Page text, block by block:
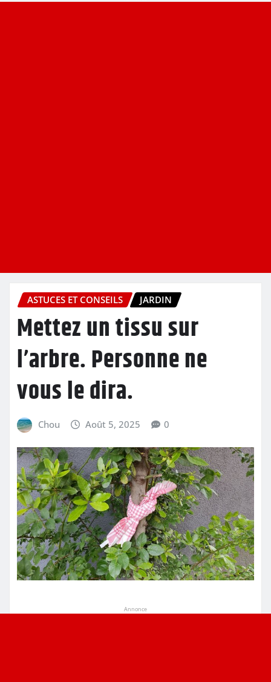
ASTUCES ET CONSEILS JARDIN
Mettez un tissu sur
l’arbre. Personne ne
vous le dira.
Chou Août 5, 2025 0
Annonce